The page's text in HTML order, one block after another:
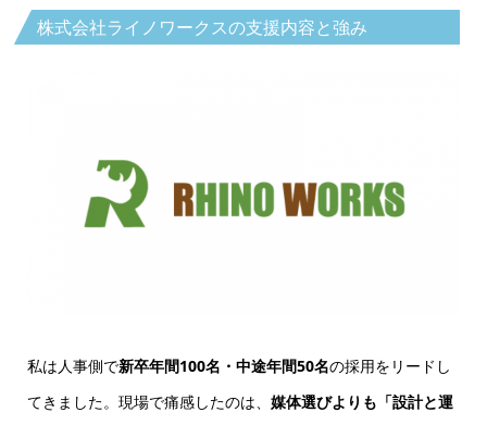
株式会社ライノワークスの支援内容と強み
私は人事側で新卒年間100名・中途年間50名の採用をリードし
てきました。現場で痛感したのは、 媒体選びよりも「設計と運